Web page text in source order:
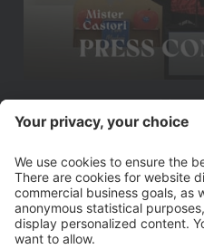
Press Conference: Fabrizio
Castori (13.03.2026)